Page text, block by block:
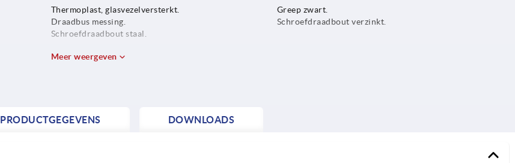
Thermoplast, glasvezelversterkt.
Draadbus messing.
Schroefdraadbout staal.
Greep zwart.
Schroefdraadbout verzinkt.
Meer weergeven
PRODUCTGEGEVENS DOWNLOADS